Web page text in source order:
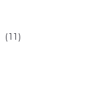
(11)